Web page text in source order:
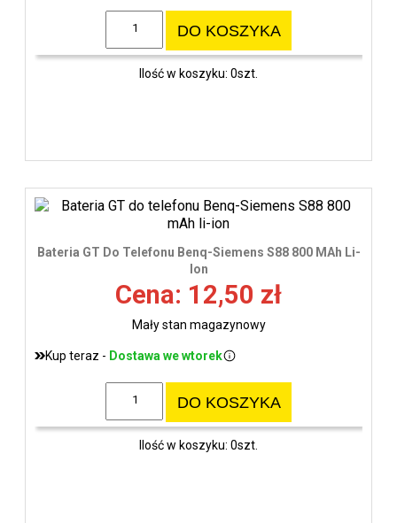
DO KOSZYKA
Ilość w koszyku: 0szt.
Bateria GT Do Telefonu Benq-Siemens S88 800 MAh Li-
Ion
Cena: 12,50 zł
Mały stan magazynowy
Kup teraz - Dostawa we wtorek
DO KOSZYKA
Ilość w koszyku: 0szt.